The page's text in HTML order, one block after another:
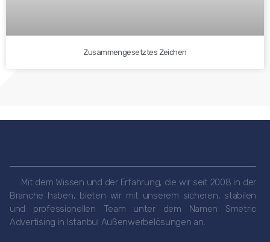
Zusammengesetztes Zeichen
Mit dem Wissen und der Erfahrung, die wir seit 2008 in der
Branche haben, bieten wir mit unserem sicheren, stabilen
und professionellen Team unter dem Namen Smetric
Advertising in Istanbul Außenwerbelösungen an.